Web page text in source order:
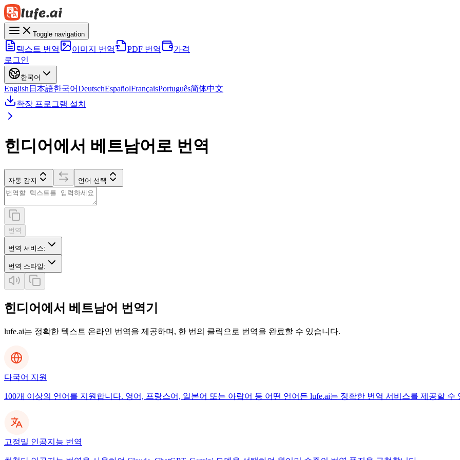
Toggle navigation
텍스트 번역 이미지 번역 PDF 번역
가격
로그인
한국어
English 日本語한국어DeutschEspañolFrançaisPortuguês简体中文
확장 프로그램 설치
힌디어에서 베트남어로 번역
자동 감지 언어 선택
번역
번역 서비스:
번역 스타일 :
힌디어에서 베트남어 번역기
lufe.ai는 정확한 텍스트 온라인 번역을 제공하며, 한 번의 클릭으로 번역을 완료할 수 있습니다.
다국어 지원
100개 이상의 언어를 지원합니다. 영어, 프랑스어, 일본어 또는 아랍어 등 어떤 언어든 lufe.ai는 정확한 번역 서비스를 제공할 수
고정밀 인공지능 번역